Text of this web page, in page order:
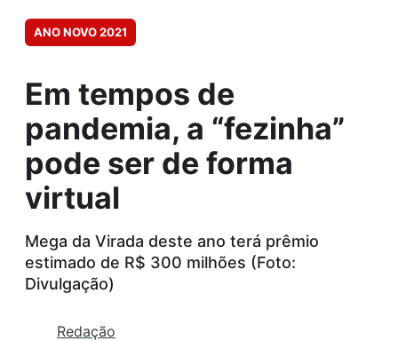
ANO NOVO 2021
Em tempos de
pandemia, a “fezinha”
pode ser de forma
virtual
Mega da Virada deste ano terá prêmio
estimado de R$ 300 milhões (Foto:
Divulgação)
Redação